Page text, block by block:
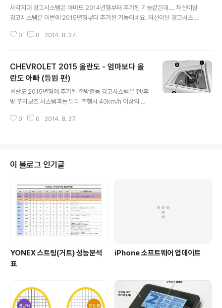
사각지대 경고시스템은 아마도 2014년형부터 추가된 기능같은데.... 차선이탈
경고시스템은 이번에 2015년형부터 추가된 기능이네요. 차선이탈 경고시스템
추가되었군요. ㅜ.ㅜ 내 올란도는 2012년형... orz
0 0 2014. 8. 27.
CHEVROLET 2015 올란도 - 엄마보다 올
란도 아빠 (등원 편)
올란도 2015년형에 추가된 전방출동 경고시스템은 전/후
방 주차보조 시스템과는 달리 주행시 40km/h 이상의 속
리에서 경고음이 나는것인지 모르겠지만 주행시 딴짓으로
1. ON/OFF 버튼 2. 해제 버튼 3. 조절 휠 그건 그렇고... 전
방충돌 경고시스템과 차선이탈 경고시세틈 추가로 인해 핸
자리에는 ON/OFF 버튼과 해제 버튼이 합체되었고, 기존
ON/OFF 버튼 자리에는 전방출동 경고시스템 버튼과 차
선이탈 경고시스템 버..
0 0 2014. 8. 27.
이 블로그 인기글
YONEX 스트링(거트) 성능분석
표
iPhone 소프트웨어 업데이트